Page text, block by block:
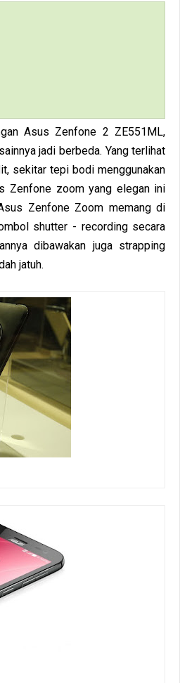
Asus Zenfone 2 ZE551ML,
jadi berbeda. Yang terlihat
sekitar tepi bodi menggunakan
Zenfone zoom yang elegan ini
Zenfone Zoom memang di
shutter - recording secara
dibawakan juga strapping
jatuh.